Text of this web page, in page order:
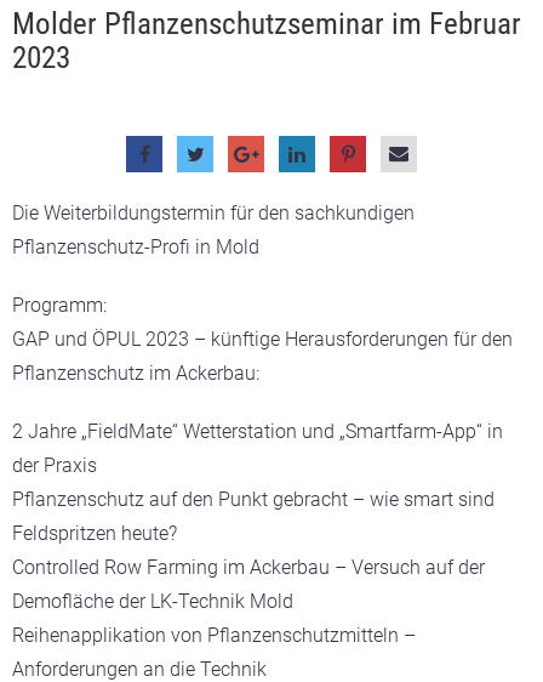
Molder Pflanzenschutzseminar im Februar
2023
Die Weiterbildungstermin für den sachkundigen
Pflanzenschutz-Profi in Mold
Programm:
GAP und ÖPUL 2023 – künftige Herausforderungen für den
Pflanzenschutz im Ackerbau:
2 Jahre „FieldMate“ Wetterstation und „Smartfarm-App“ in
der Praxis
Pflanzenschutz auf den Punkt gebracht – wie smart sind
Feldspritzen heute?
Controlled Row Farming im Ackerbau – Versuch auf der
Demofläche der LK-Technik Mold
Reihenapplikation von Pflanzenschutzmitteln –
Anforderungen an die Technik